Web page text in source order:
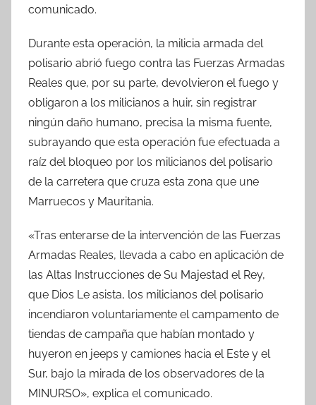
comunicado.
Durante esta operación, la milicia armada del
polisario abrió fuego contra las Fuerzas Armadas
Reales que, por su parte, devolvieron el fuego y
obligaron a los milicianos a huir, sin registrar
ningún daño humano, precisa la misma fuente,
subrayando que esta operación fue efectuada a
raíz del bloqueo por los milicianos del polisario
de la carretera que cruza esta zona que une
Marruecos y Mauritania.
«Tras enterarse de la intervención de las Fuerzas
Armadas Reales, llevada a cabo en aplicación de
las Altas Instrucciones de Su Majestad el Rey,
que Dios Le asista, los milicianos del polisario
incendiaron voluntariamente el campamento de
tiendas de campaña que habían montado y
huyeron en jeeps y camiones hacia el Este y el
Sur, bajo la mirada de los observadores de la
MINURSO», explica el comunicado.